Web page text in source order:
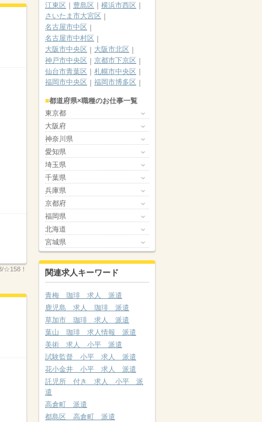
☆158！
江東区
豊島区
横浜市西区
さいたま市大宮区
名古屋市中区
名古屋市中村区
大阪市中央区
大阪市北区
神戸市中央区
京都市下京区
仙台市青葉区
札幌市中央区
福岡市中央区
福岡市博多区
都道府県×職種のお仕事一覧
東京都
大阪府
神奈川県
愛知県
埼玉県
千葉県
兵庫県
京都府
福岡県
北海道
宮城県
関連求人キーワード
青梅 珈琲 求人 派遣
鹿児島 求人 珈琲 派遣
草加市 珈琲 求人 派遣
葉山 珈琲 求人情報 派遣
美術 求人 小平 派遣
試験監督 小平 求人 派遣
花小金井 小平 求人 派遣
託児所 付き 求人 小平 派
遣
高倉町 派遣
都島区 高倉町 派遣